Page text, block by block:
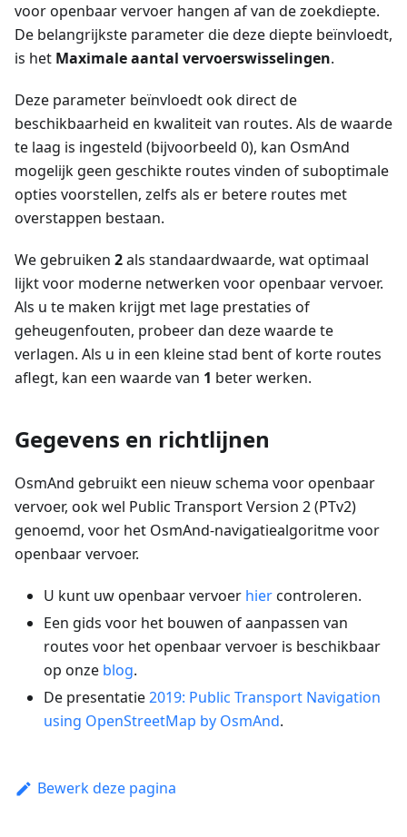
voor openbaar vervoer hangen af van de zoekdiepte.
De belangrijkste parameter die deze diepte beïnvloedt,
is het Maximale aantal vervoerswisselingen.
Deze parameter beïnvloedt ook direct de
beschikbaarheid en kwaliteit van routes. Als de waarde
te laag is ingesteld (bijvoorbeeld 0), kan OsmAnd
mogelijk geen geschikte routes vinden of suboptimale
opties voorstellen, zelfs als er betere routes met
overstappen bestaan.
We gebruiken 2als standaardwaarde, wat optimaal
lijkt voor moderne netwerken voor openbaar vervoer.
Als u te maken krijgt met lage prestaties of
geheugenfouten, probeer dan deze waarde te
verlagen. Als u in een kleine stad bent of korte routes
aflegt, kan een waarde van 1 beter werken.
Gegevens en richtlijnen
OsmAnd gebruikt een nieuw schema voor openbaar
vervoer, ook wel Public Transport Version 2 (PTv2)
genoemd, voor het OsmAnd-navigatiealgoritme voor
openbaar vervoer.
U kunt uw openbaar vervoer hiercontroleren.
Een gids voor het bouwen of aanpassen van
routes voor het openbaar vervoer is beschikbaar
op onze blog.
De presentatie2019: Public Transport Navigation
using OpenStreetMap by OsmAnd.
Bewerk deze pagina